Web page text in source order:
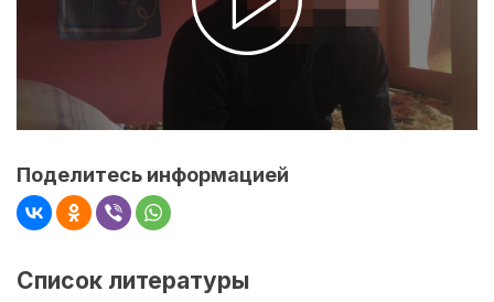
Поделитесь информацией
Список литературы